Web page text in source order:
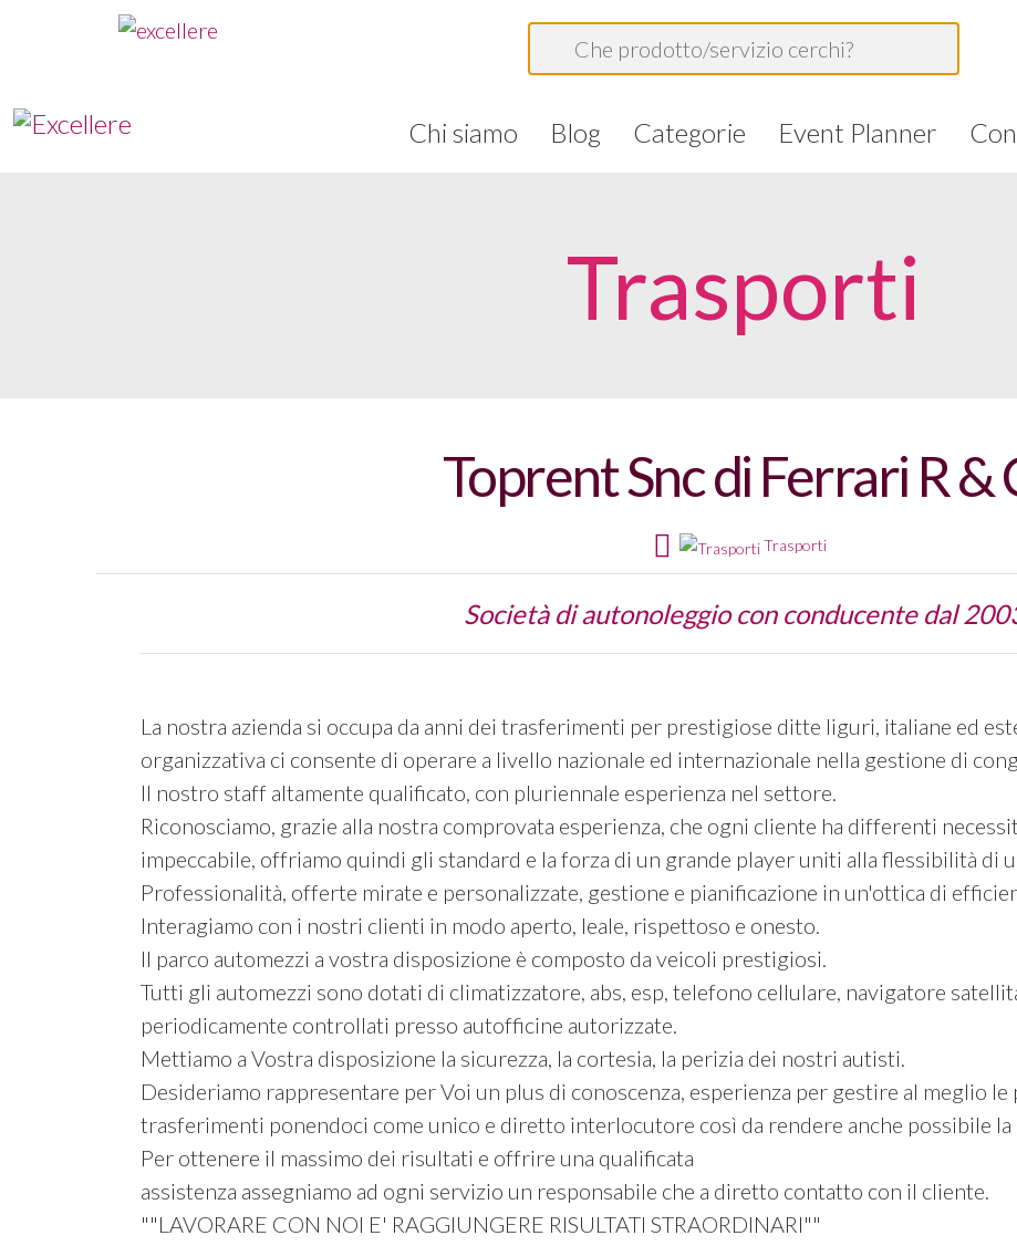
Chi siamo Blog Categorie Event Planner
Trasporti
Toprent Snc di Ferrari R &
Trasporti
Società di autonoleggio con conducente dal
La nostra azienda si occupa da anni dei trasferimenti per prestigiose ditte liguri, italiane ed
organizzativa ci consente di operare a livello nazionale ed internazionale nella gestione di
Il nostro staff altamente qualificato, con pluriennale esperienza nel settore.
Riconosciamo, grazie alla nostra comprovata esperienza, che ogni cliente ha differenti
impeccabile, offriamo quindi gli standard e la forza di un grande player uniti alla flessibilità di
Professionalità, offerte mirate e personalizzate, gestione e pianificazione in un'ottica di
Interagiamo con i nostri clienti in modo aperto, leale, rispettoso e onesto.
Il parco automezzi a vostra disposizione è composto da veicoli prestigiosi.
Tutti gli automezzi sono dotati di climatizzatore, abs, esp, telefono cellulare, navigatore
periodicamente controllati presso autofficine autorizzate.
Mettiamo a Vostra disposizione la sicurezza, la cortesia, la perizia dei nostri autisti.
Desideriamo rappresentare per Voi un plus di conoscenza, esperienza per gestire al meglio
trasferimenti ponendoci come unico e diretto interlocutore così da rendere anche possibile la
Per ottenere il massimo dei risultati e offrire una qualificata
assistenza assegniamo ad ogni servizio un responsabile che a diretto contatto con il cliente.
""LAVORARE CON NOI E' RAGGIUNGERE RISULTATI STRAORDINARI""